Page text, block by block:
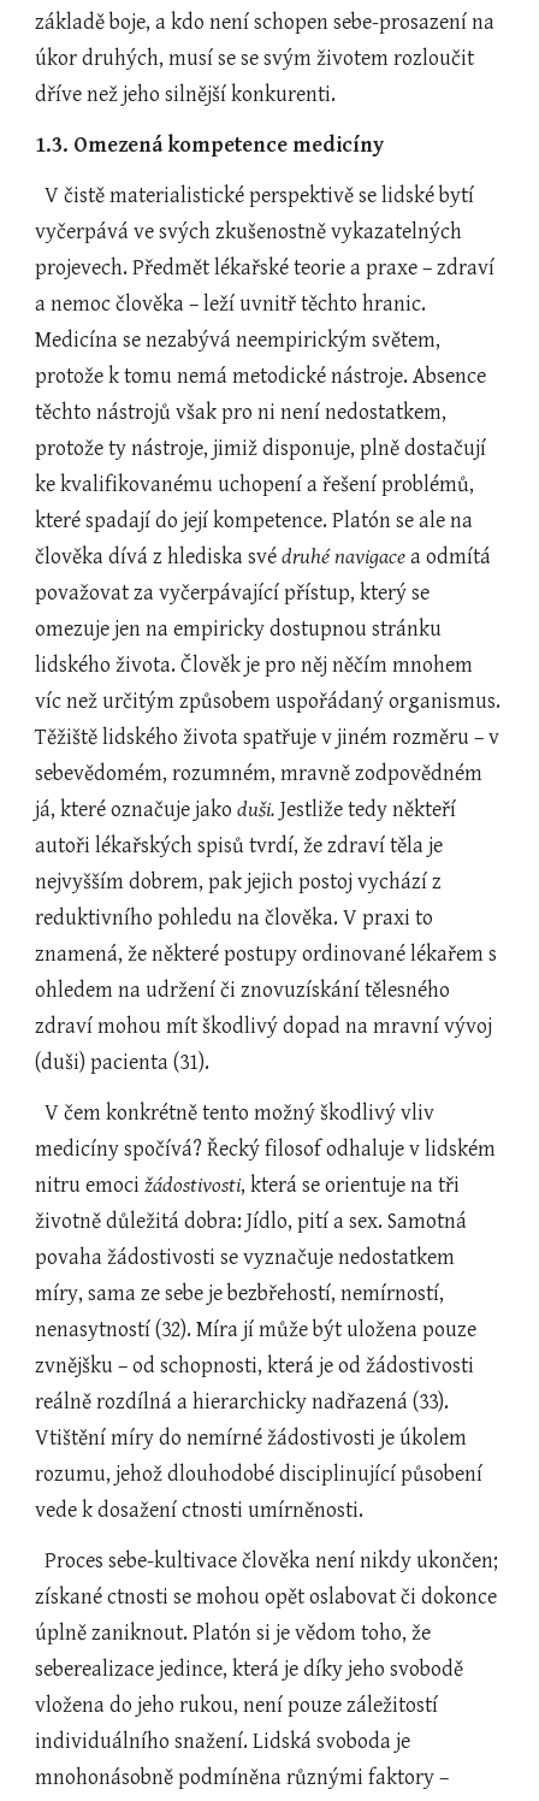
základě boje, a kdo není schopen sebe-prosazení na
úkor druhých, musí se se svým životem rozloučit
dříve než jeho silnější konkurenti.
1.3. Omezená kompetence medicíny
  V čistě materialistické perspektivě se lidské bytí
vyčerpává ve svých zkušenostně vykazatelných
projevech. Předmět lékařské teorie a praxe – zdraví
a nemoc člověka – leží uvnitř těchto hranic.
Medicína se nezabývá neempirickým světem,
protože k tomu nemá metodické nástroje. Absence
těchto nástrojů však pro ni není nedostatkem,
protože ty nástroje, jimiž disponuje, plně dostačují
ke kvalifikovanému uchopení a řešení problémů,
které spadají do její kompetence. Platón se ale na
člověka dívá z hlediska své druhé navigace a odmítá
považovat za vyčerpávající přístup, který se
omezuje jen na empiricky dostupnou stránku
lidského života. Člověk je pro něj něčím mnohem
víc než určitým způsobem uspořádaný organismus.
Těžiště lidského života spatřuje v jiném rozměru – v
sebevědomém, rozumném, mravně zodpovědném
já, které označuje jako duši. Jestliže tedy někteří
autoři lékařských spisů tvrdí, že zdraví těla je
nejvyšším dobrem, pak jejich postoj vychází z
reduktivního pohledu na člověka. V praxi to
znamená, že některé postupy ordinované lékařem s
ohledem na udržení či znovuzískání tělesného
zdraví mohou mít škodlivý dopad na mravní vývoj
(duši) pacienta (31).
  V čem konkrétně tento možný škodlivý vliv
medicíny spočívá? Řecký filosof odhaluje v lidském
nitru emoci žádostivosti, která se orientuje na tři
životně důležitá dobra: Jídlo, pití a sex. Samotná
povaha žádostivosti se vyznačuje nedostatkem
míry, sama ze sebe je bezbřehostí, nemírností,
nenasytností (32). Míra jí může být uložena pouze
zvnějšku – od schopnosti, která je od žádostivosti
reálně rozdílná a hierarchicky nadřazená (33).
Vtištění míry do nemírné žádostivosti je úkolem
rozumu, jehož dlouhodobé disciplinující působení
vede k dosažení ctnosti umírněnosti.
  Proces sebe-kultivace člověka není nikdy ukončen;
získané ctnosti se mohou opět oslabovat či dokonce
úplně zaniknout. Platón si je vědom toho, že
seberealizace jedince, která je díky jeho svobodě
vložena do jeho rukou, není pouze záležitostí
individuálního snažení. Lidská svoboda je
mnohonásobně podmíněna různými faktory –